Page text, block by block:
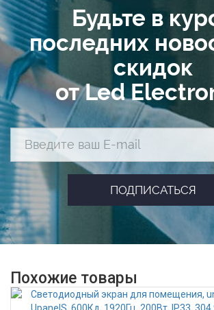
Будьте в
последних
скидок
от Led
Похожие товары